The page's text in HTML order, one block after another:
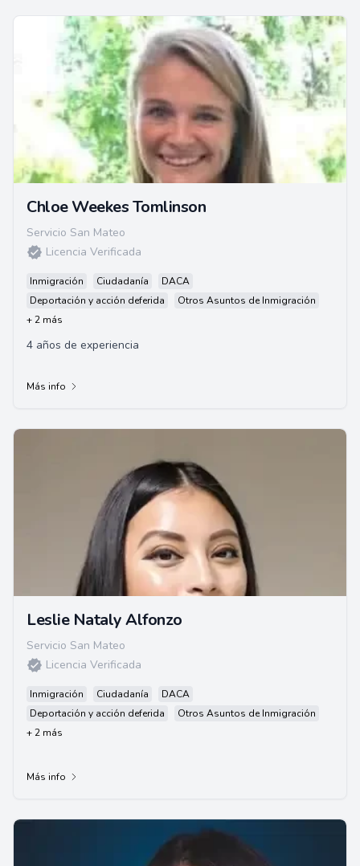
Chloe Weekes Tomlinson
Servicio San Mateo
Licencia Verificada
Inmigración Ciudadanía
DACA
Deportación y acción deferida
Otros Asuntos de Inmigración
+ 2 más
4 años de experiencia
Más info
Leslie Nataly Alfonzo
Servicio San Mateo
Licencia Verificada
Inmigración Ciudadanía
DACA
Deportación y acción deferida
Otros Asuntos de Inmigración
+ 2 más
Más info